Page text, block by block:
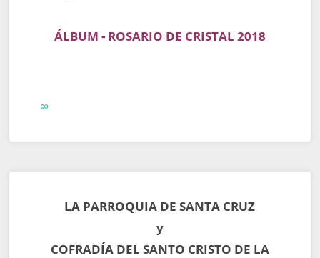
ÁLBUM - ROSARIO DE CRISTAL 2018
∞
LA PARROQUIA DE SANTA CRUZ
y
COFRADÍA DEL SANTO CRISTO DE LA